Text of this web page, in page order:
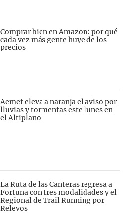
Comprar bien en Amazon: por qué
cada vez más gente huye de los
precios
Aemet eleva a naranja el aviso por
lluvias y tormentas este lunes en
el Altiplano
La Ruta de las Canteras regresa a
Fortuna con tres modalidades y el
Regional de Trail Running por
Relevos